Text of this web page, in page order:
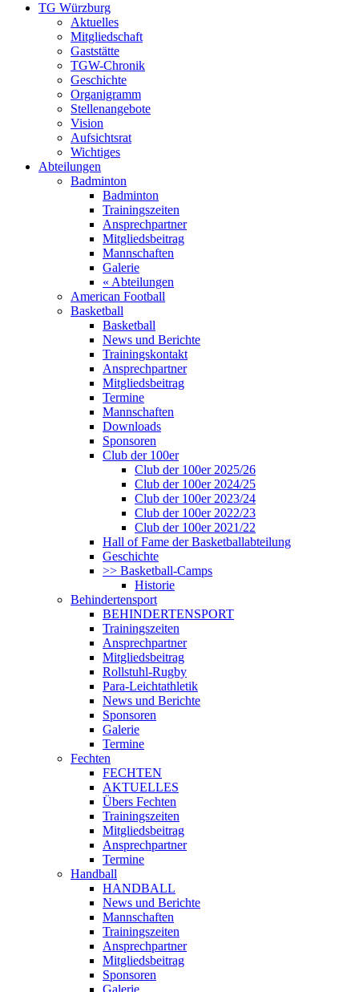
TG Würzburg
Aktuelles
Mitgliedschaft
Gaststätte
TGW-Chronik
Geschichte
Organigramm
Stellenangebote
Vision
Aufsichtsrat
Wichtiges
Abteilungen
Badminton
Badminton
Trainingszeiten
Ansprechpartner
Mitgliedsbeitrag
Mannschaften
Galerie
« Abteilungen
American Football
Basketball
Basketball
News und Berichte
Trainingskontakt
Ansprechpartner
Mitgliedsbeitrag
Termine
Mannschaften
Downloads
Sponsoren
Club der 100er
Club der 100er 2025/26
Club der 100er 2024/25
Club der 100er 2023/24
Club der 100er 2022/23
Club der 100er 2021/22
Hall of Fame der Basketballabteilung
Geschichte
>> Basketball-Camps
Historie
Behindertensport
BEHINDERTENSPORT
Trainingszeiten
Ansprechpartner
Mitgliedsbeitrag
Rollstuhl-Rugby
Para-Leichtathletik
News und Berichte
Sponsoren
Galerie
Termine
Fechten
FECHTEN
AKTUELLES
Übers Fechten
Trainingszeiten
Mitgliedsbeitrag
Ansprechpartner
Termine
Handball
HANDBALL
News und Berichte
Mannschaften
Trainingszeiten
Ansprechpartner
Mitgliedsbeitrag
Sponsoren
Galerie